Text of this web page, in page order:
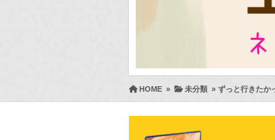
HOME » 未分類 » ずっと行きたか